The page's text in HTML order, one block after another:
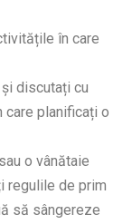
în care
discutați cu
care planificați o
o vânătaie
regulile de prim
să sângereze